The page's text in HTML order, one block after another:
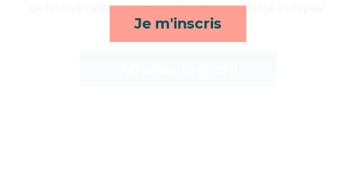
Je m'inscris
de lessive/repassage, lever/coucher, mobilité et repas*